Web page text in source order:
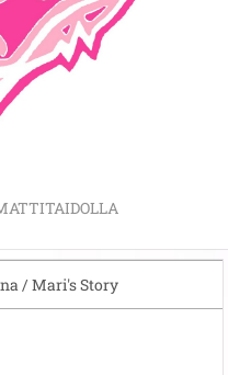
/ Mari's Story